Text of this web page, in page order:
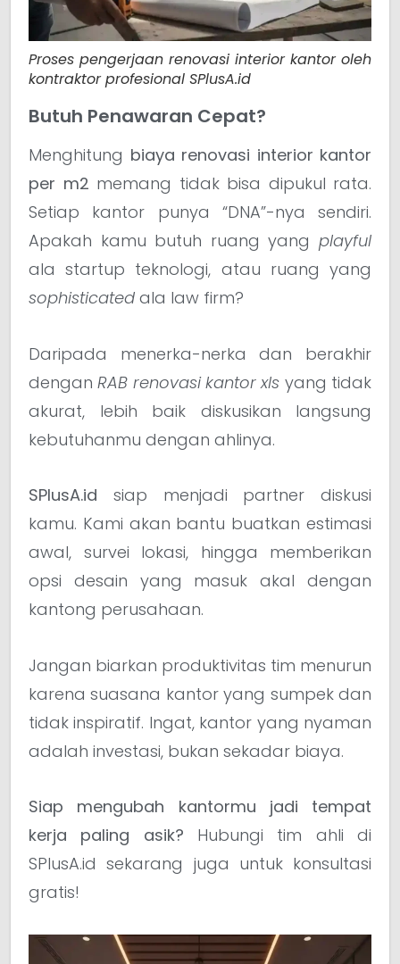
Proses pengerjaan renovasi interior kantor oleh
kontraktor profesional SPlusA.id
Butuh Penawaran Cepat?
Menghitung biaya renovasi interior kantor
per m2 memang tidak bisa dipukul rata.
Setiap kantor punya “DNA”-nya sendiri.
Apakah kamu butuh ruang yang playful
ala startup teknologi, atau ruang yang
sophisticated ala law firm?
Daripada menerka-nerka dan berakhir
denganRAB renovasi kantor xls yang tidak
akurat, lebih baik diskusikan langsung
kebutuhanmu dengan ahlinya.
SPlusA.id siap menjadi partner diskusi
kamu. Kami akan bantu buatkan estimasi
awal, survei lokasi, hingga memberikan
opsi desain yang masuk akal dengan
kantong perusahaan.
Jangan biarkan produktivitas tim menurun
karena suasana kantor yang sumpek dan
tidak inspiratif. Ingat, kantor yang nyaman
adalah investasi, bukan sekadar biaya.
Siap mengubah kantormu jadi tempat
kerja paling asik? Hubungi tim ahli di
SPlusA.id sekarang juga untuk konsultasi
gratis!